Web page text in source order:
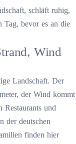
schläft ruhig,
Tag, bevor es an die
Wind
Landschaft. Der
der Wind kommt
und
der deutschen
finden hier